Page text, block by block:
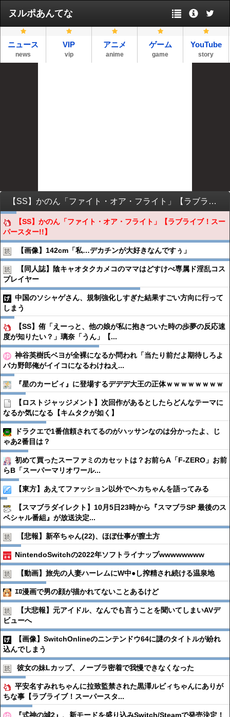
ヌルポあんてな
ニュース
news
VIP
vip
アニメ
anime
ゲーム
game
YouTube
story
【SS】かのん「ファイト・オア・フライト」【ラブライブ！スーパースター!!】
【SS】かのん「ファイト・オア・フライト」【ラブライブ！スー
パースター!!】
【画像】142cm「私…デカチンが大好きなんですぅ」
【同人誌】陰キャオタクカメコのママはどすけべ専属ド淫乱コス
プレイヤー
中国のソシャゲさん、規制強化しすぎた結果すごい方向に行って
しまう
【SS】侑「えーっと、他の娘が私に抱きついた時の歩夢の反応速
度が知りたい？」璃奈「うん」【...
神谷英樹氏ベヨが全裸になるか問われ「当たり前だよ期待しろよ
バカ野郎俺がイイコになるわけねえ...
『星のカービィ』に登場するデデデ大王の正体ｗｗｗｗｗｗｗｗ
【ロストジャッジメント】次回作があるとしたらどんなテーマに
なるか気になる【キムタクが如く】
ドラクエで1番信頼されてるのがハッサンなのは分かったよ、じ
ゃあ2番目は？
初めて買ったスーファミのカセットは？お前らA「F-ZERO」お前
らB「スーパーマリオワール...
【東方】あえてファッション以外でヘカちゃんを語ってみる
【スマブラダイレクト】10月5日23時から『スマブラSP 最後のス
ペシャル番組』が放送決定...
【悲報】新卒ちゃん(22)、ほぼ仕事が膣土方
NintendoSwitchの2022年ソフトライナップwwwwwwww
【動画】旅先の人妻ハーレムにW中●︎し搾精され続ける温泉地
ｴﾛ漫画で男の顔が描かれてないことあるけど
【大悲報】元アイドル、なんでも言うことを聞いてしまいAVデ
ビューへ
【画像】SwitchOnlineのニンテンドウ64に謎のタイトルが紛れ
込んでしまう
彼女の妹Lカップ、ノーブラ密着で我慢できなくなった
平安名すみれちゃんに拉致監禁された黒澤ルビィちゃんにありが
ちな事【ラブライブ！スーパースタ...
『式神の城2』、新モードを盛り込みSwitch/Steamで発売決定！